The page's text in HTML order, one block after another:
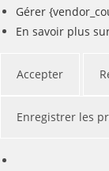
Gérer
En savoir plus
Accepter
Enregistrer les